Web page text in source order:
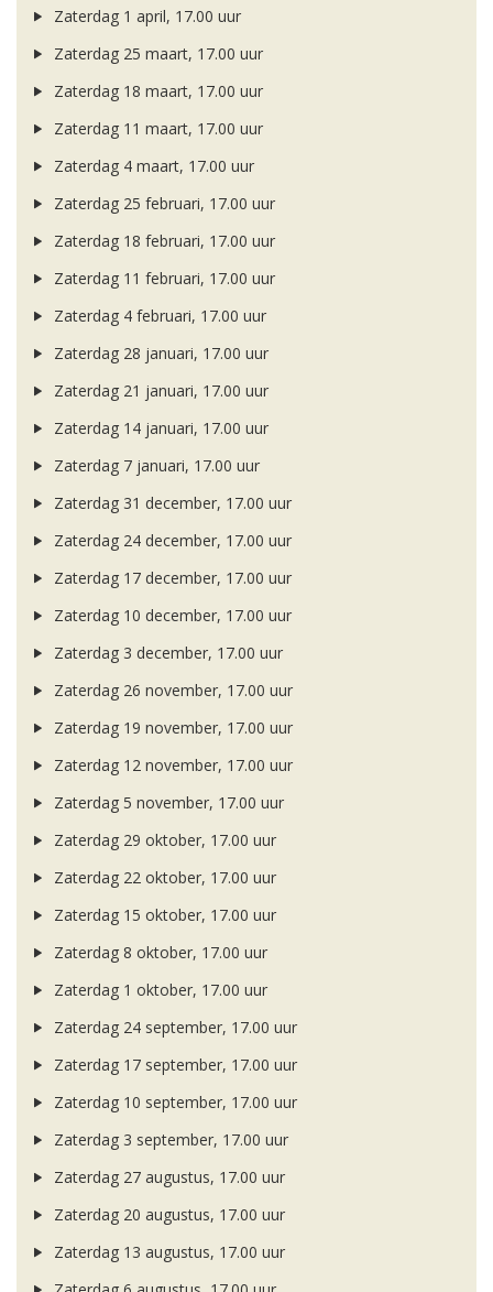
Zaterdag 1 april, 17.00 uur
Zaterdag 25 maart, 17.00 uur
Zaterdag 18 maart, 17.00 uur
Zaterdag 11 maart, 17.00 uur
Zaterdag 4 maart, 17.00 uur
Zaterdag 25 februari, 17.00 uur
Zaterdag 18 februari, 17.00 uur
Zaterdag 11 februari, 17.00 uur
Zaterdag 4 februari, 17.00 uur
Zaterdag 28 januari, 17.00 uur
Zaterdag 21 januari, 17.00 uur
Zaterdag 14 januari, 17.00 uur
Zaterdag 7 januari, 17.00 uur
Zaterdag 31 december, 17.00 uur
Zaterdag 24 december, 17.00 uur
Zaterdag 17 december, 17.00 uur
Zaterdag 10 december, 17.00 uur
Zaterdag 3 december, 17.00 uur
Zaterdag 26 november, 17.00 uur
Zaterdag 19 november, 17.00 uur
Zaterdag 12 november, 17.00 uur
Zaterdag 5 november, 17.00 uur
Zaterdag 29 oktober, 17.00 uur
Zaterdag 22 oktober, 17.00 uur
Zaterdag 15 oktober, 17.00 uur
Zaterdag 8 oktober, 17.00 uur
Zaterdag 1 oktober, 17.00 uur
Zaterdag 24 september, 17.00 uur
Zaterdag 17 september, 17.00 uur
Zaterdag 10 september, 17.00 uur
Zaterdag 3 september, 17.00 uur
Zaterdag 27 augustus, 17.00 uur
Zaterdag 20 augustus, 17.00 uur
Zaterdag 13 augustus, 17.00 uur